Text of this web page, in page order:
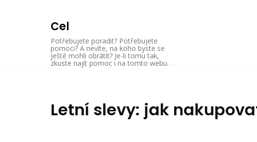
Cel
Potřebujete poradit? Potřebujete
pomoci? A nevíte, na koho byste se
ještě mohli obrátit? Je-li tomu tak,
zkuste najít pomoc i na tomto webu.
Letní slevy: jak